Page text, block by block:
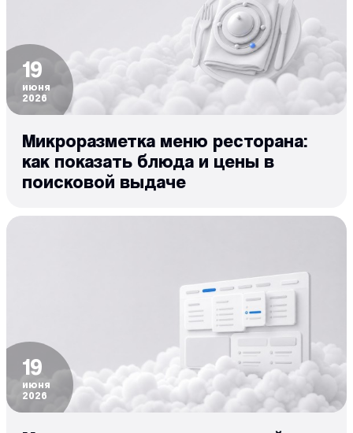
19
июня
2026
Микроразметка меню ресторана:
как показать блюда и цены в
поисковой выдаче
19
июня
2026